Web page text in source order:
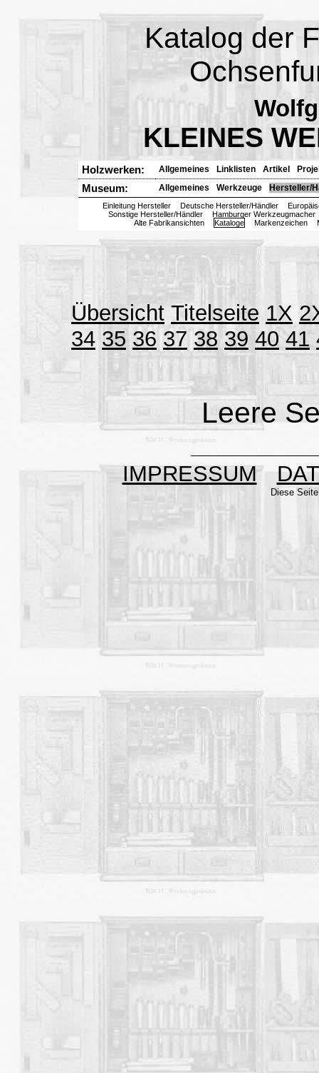
Katalog der
KLEINES
Holzwerken: Allgemeines Linklisten Artikel
Museum: Allgemeines Werkzeuge Hersteller/
Einleitung Hersteller Deutsche Hersteller/Händler
Sonstige Hersteller/Händler
Hamburger Werkzeugmacher
Alte Fabrikansichten
Kataloge Markenzeichen
Übersicht Titelseite 1X
34 35 36 37 38 39 40 41
Leere
IMPRESSUM
Diese